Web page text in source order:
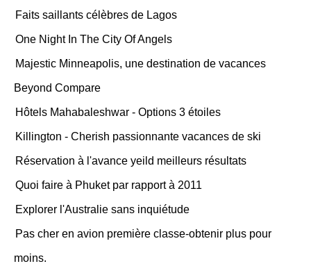
Faits saillants célèbres de Lagos
One Night In The City Of Angels
Majestic Minneapolis, une destination de vacances
Beyond Compare
Hôtels Mahabaleshwar - Options 3 étoiles
Killington - Cherish passionnante vacances de ski
Réservation à l'avance yeild meilleurs résultats
Quoi faire à Phuket par rapport à 2011
Explorer l'Australie sans inquiétude
Pas cher en avion première classe-obtenir plus pour
moins.